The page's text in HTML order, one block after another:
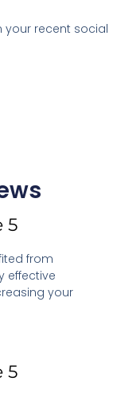
your recent social
5
from
effective
your
5